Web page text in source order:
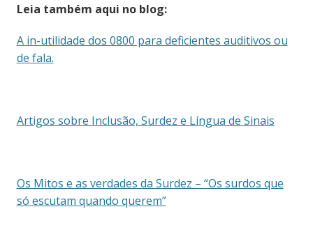
Leia também aqui no blog:
A in-utilidade dos 0800 para deficientes auditivos ou
de fala.
Artigos sobre Inclusão, Surdez e Língua de Sinais
Os Mitos e as verdades da Surdez – “Os surdos que
só escutam quando querem”